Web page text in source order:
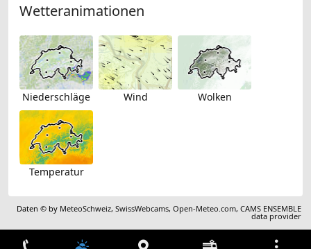
Wetteranimationen
Niederschläge Wind Wolken
Temperatur
Daten © by MeteoSchweiz,SwissWebcams,Open-Meteo.com,CAMS ENSEMBLE
data provider